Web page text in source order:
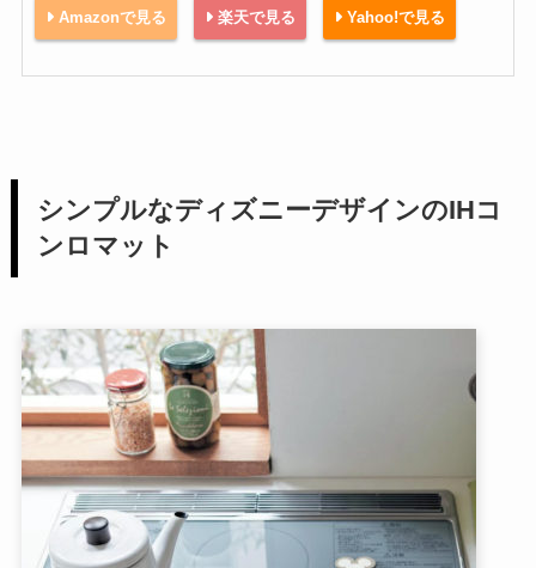
Amazonで見る 楽天で見る Yahoo!で見る
シンプルなディズニーデザインのIHコ
ンロマット